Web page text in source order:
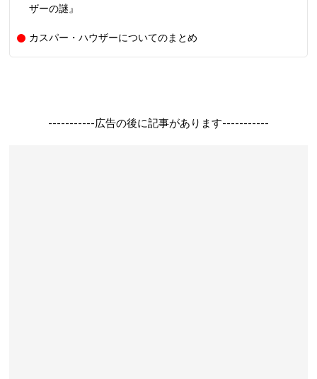
ザーの謎』
カスパー・ハウザーについてのまとめ
-----------広告の後に記事があります-----------